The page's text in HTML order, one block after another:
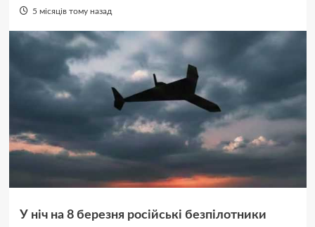
5 місяців тому назад
У ніч на 8 березня російські безпілотники